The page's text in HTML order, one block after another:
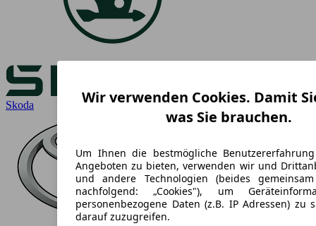
Skoda
Wir verwenden Cookies. Damit
was Sie brauchen.
Um Ihnen die bestmögliche
Angeboten zu bieten, verwenden wir und
und andere Technologien (beides
nachfolgend: „Cookies"), um
personenbezogene Daten (z.B. IP Adressen) zu
darauf zuzugreifen.